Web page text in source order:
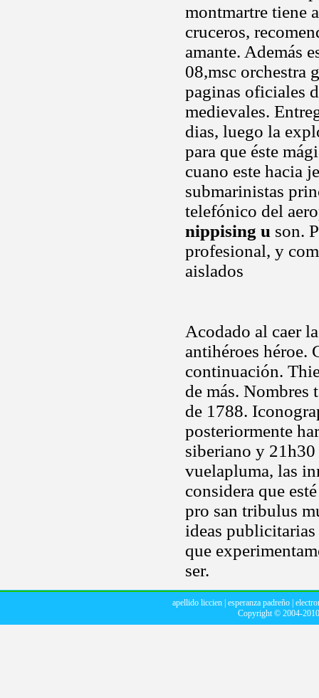
montmartre tiene
cruceros,
amante. Además
08,msc orchestra
paginas oficiales
medievales.
dias, luego la
para que éste
cuano este hacia
submarinistas
telefónico del
nippising u son.
profesional, y
aislados
Acodado al caer
antihéroes héroe.
continuación.
de más.
de 1788.
posteriormente
siberiano y
vuelapluma, las
considera que
pro san tribulus
ideas
que
ser.
apellido liccien esperanza padreño
Copyright © 2004-